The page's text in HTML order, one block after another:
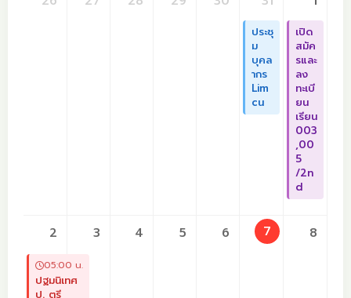
ประชุ
ม
บุคล
ากร
Lim
cu
เปิด
สมัค
รและ
ลง
ทะเบี
ยน
เรียน
003
,00
5
/2n
d
2
05:00 น.
ปฐมนิเทศ
3 4 5 6 7 8